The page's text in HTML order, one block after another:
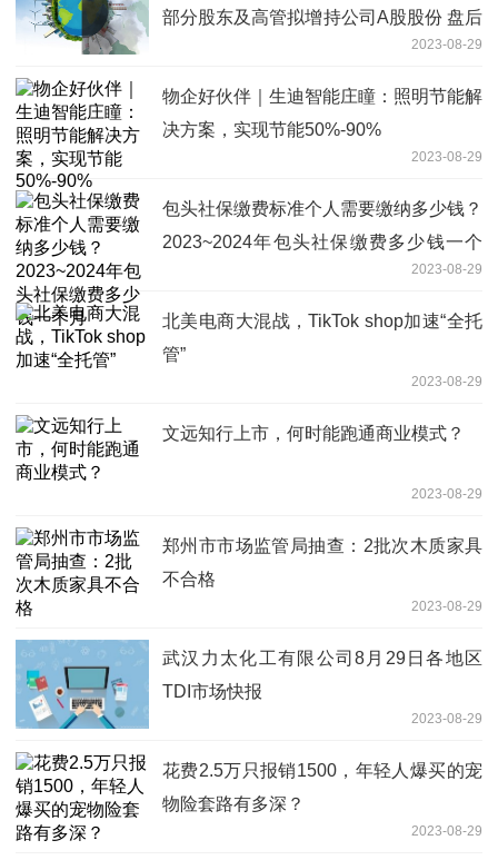
部分股东及高管拟增持公司A股股份 盘后
2023-08-29
物企好伙伴｜生迪智能庄瞳：照明节能解
决方案，实现节能50%-90%
2023-08-29
包头社保缴费标准个人需要缴纳多少钱？
2023~2024年包头社保缴费多少钱一个
2023-08-29
北美电商大混战，TikTok shop加速“全托
管”
2023-08-29
文远知行上市，何时能跑通商业模式？
2023-08-29
郑州市市场监管局抽查：2批次木质家具
不合格
2023-08-29
武汉力太化工有限公司8月29日各地区
TDI市场快报
2023-08-29
花费2.5万只报销1500，年轻人爆买的宠
物险套路有多深？
2023-08-29